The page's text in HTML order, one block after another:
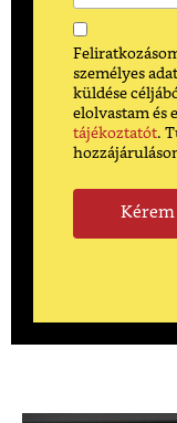
személyes
küldése
elolvastam és
tájékoztatót.